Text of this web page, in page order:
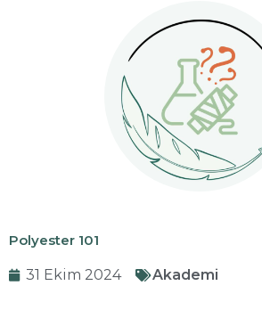
Polyester 101
31 Ekim 2024 Akademi